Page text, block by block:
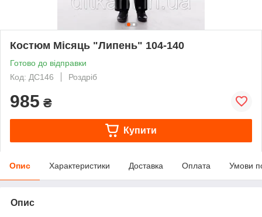
Костюм Місяць "Липень" 104-140
Готово до відправки
Код: ДС146
Роздріб
985 ₴
Купити
Опис Характеристики Доставка Оплата Умови
Опис